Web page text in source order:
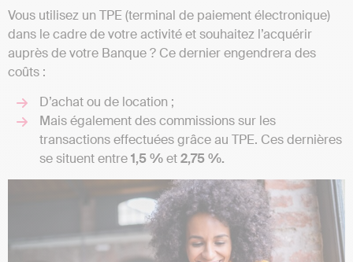
Vous utilisez un TPE (terminal de paiement électronique)
dans le cadre de votre activité et souhaitez l’acquérir
auprès de votre Banque ? Ce dernier engendrera des
coûts :
D’achat ou de location ;
Mais également des commissions sur les
transactions effectuées grâce au TPE. Ces dernières
se situent entre1,5 %et2,75 %.